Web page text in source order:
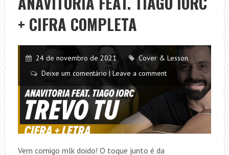
COMPLETA
+ CIFRA COMPLETA
24 de novembro de 2021
Cover & Lesson
Deixe um comentário | Leave a comment
Vem comigo mlk doido! O toque junto é da